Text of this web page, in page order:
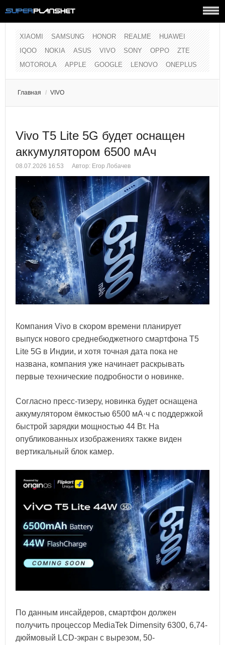
XIAOMI SAMSUNG HONOR REALME
HUAWEI
IQOO
NOKIA ASUS VIVO SONY OPPO
ZTE
MOTOROLA
APPLE GOOGLE LENOVO ONEPLUS
Главная / VIVO
Vivo T5 Lite 5G будет оснащен
аккумулятором 6500 мАч
08.07.2026 16:53 Автор: Егор Лобачев
Компания Vivo в скором времени планирует
выпуск нового среднебюджетного смартфона T5
Lite 5G в Индии, и хотя точная дата пока не
названа, компания уже начинает раскрывать
первые технические подробности о новинке.
Согласно пресс-тизеру, новинка будет оснащена
аккумулятором ёмкостью 6500 мА·ч с поддержкой
быстрой зарядки мощностью 44 Вт. На
опубликованных изображениях также виден
вертикальный блок камер.
По данным инсайдеров, смартфон должен
получить процессор MediaTek Dimensity 6300, 6,74-
дюймовый LCD-экран с вырезом, 50-